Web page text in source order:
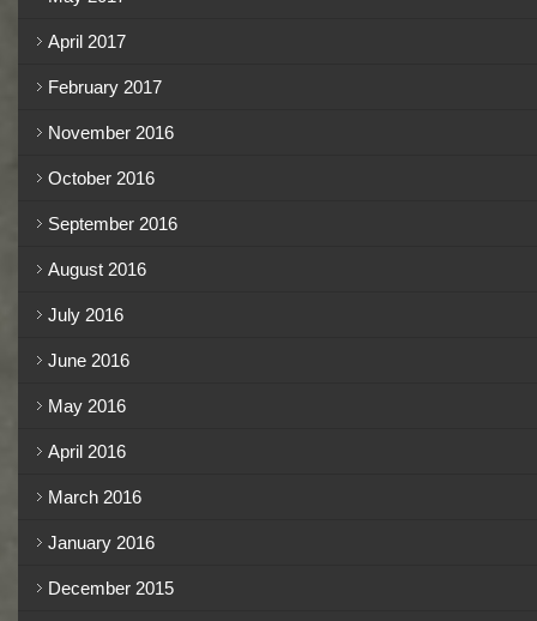
April 2017
February 2017
November 2016
October 2016
September 2016
August 2016
July 2016
June 2016
May 2016
April 2016
March 2016
January 2016
December 2015